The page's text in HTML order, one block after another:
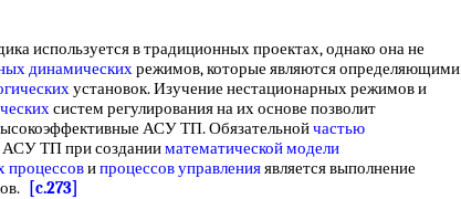
используется в традиционных проектах, однако она не
динамическихрежимов, которые являются определяющими
установок. Изучение нестационарных режимов и
систем регулирования на их основе позволит
АСУ ТП. Обязательнойчастью
АСУ ТП при созданииматематической модели
процессовипроцессов управленияявляется выполнение
[c.273]